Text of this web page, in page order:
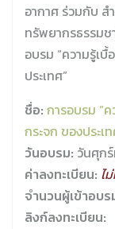
อากาศ ร่วมกับ ส
ทรัพยากรธรรม
อบรม “ความรู้เ
ประเทศ”
ชื่อ: การอบรม “
กระจก ของประเท
วันอบรม: วันศุก
ค่าลงทะเบียน: ไ
จำนวนผู้เข้าอบร
ลิงก์ลงทะเบียน: